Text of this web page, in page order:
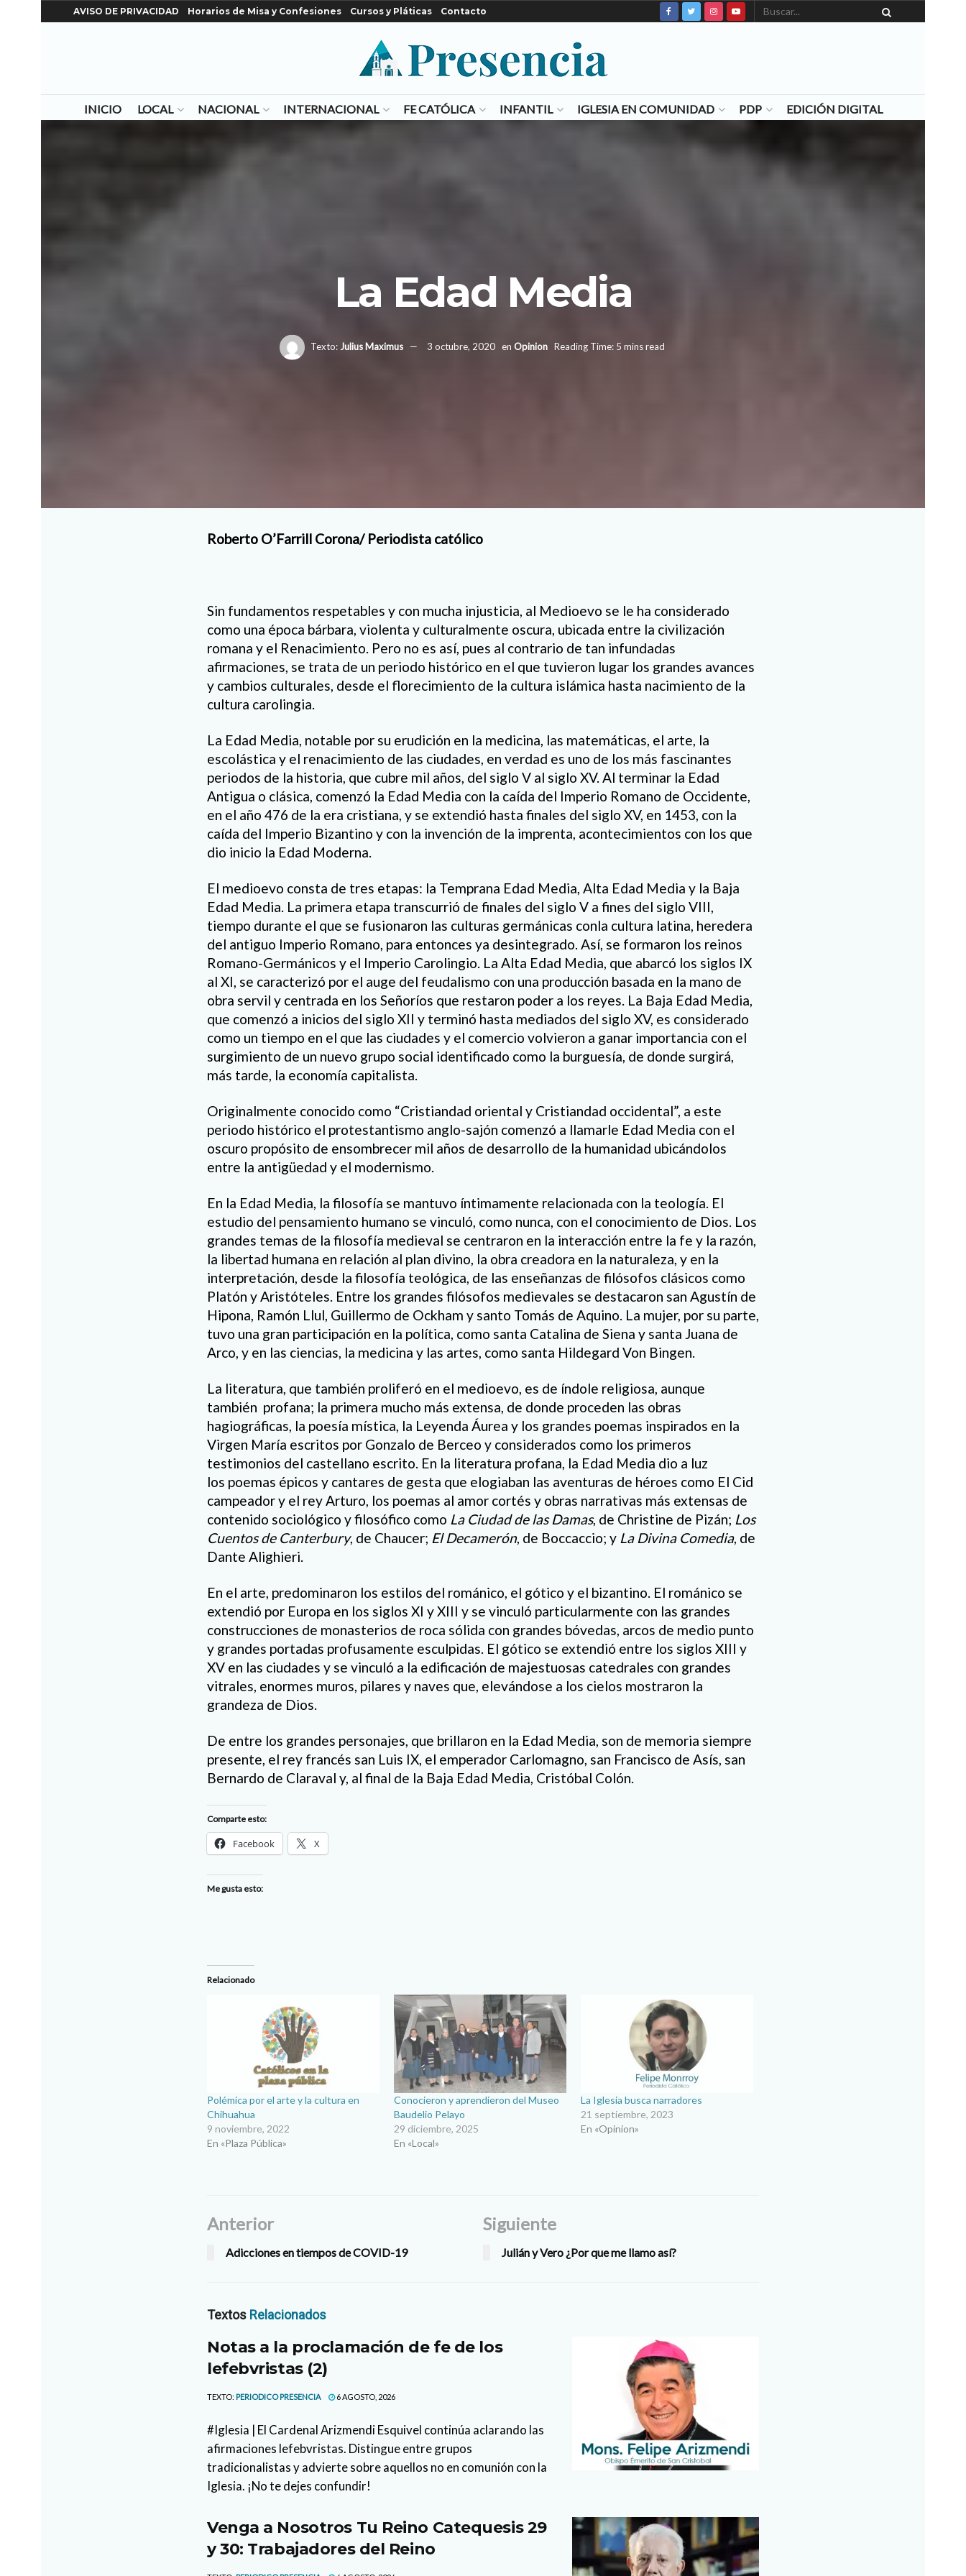
AVISO DE PRIVACIDAD Horarios de Misa y Confesiones Cursos y Pláticas Contacto
INICIO LOCAL NACIONAL INTERNACIONAL FE CATÓLICA INFANTIL IGLESIA EN COMUNIDAD PDP EDICIÓN DIGITAL
La Edad Media
Texto: Julius Maximus 3 octubre, 2020 en Opinion Reading Time: 5 mins read
Roberto O’Farrill Corona/ Periodista católico
Sin fundamentos respetables y con mucha injusticia, al Medioevo se le ha considerado
como una época bárbara, violenta y culturalmente oscura, ubicada entre la civilización
romana y el Renacimiento. Pero no es así, pues al contrario de tan infundadas
afirmaciones, se trata de un periodo histórico en el que tuvieron lugar los grandes avances
y cambios culturales, desde el florecimiento de la cultura islámica hasta nacimiento de la
cultura carolingia.
La Edad Media, notable por su erudición en la medicina, las matemáticas, el arte, la
escolástica y el renacimiento de las ciudades, en verdad es uno de los más fascinantes
periodos de la historia, que cubre mil años, del siglo V al siglo XV.Al terminar la Edad
Antigua o clásica, comenzó la Edad Media con la caída del Imperio Romano de Occidente,
en el año 476 de la era cristiana, y se extendió hasta finales del siglo XV, en 1453, con la
caída del Imperio Bizantino y con la invención de la imprenta, acontecimientos con los que
dio inicio la Edad Moderna.
El medioevo consta de tres etapas: la Temprana Edad Media, Alta Edad Media y la Baja
Edad Media. La primera etapa transcurrió de finales del siglo V a fines del siglo VIII,
tiempo durante el que se fusionaron las culturas germánicas conla cultura latina, heredera
del antiguo Imperio Romano, para entonces ya desintegrado. Así, se formaron los reinos
Romano-Germánicos y el Imperio Carolingio. La Alta Edad Media, que abarcó los siglos IX
al XI, se caracterizó por el auge del feudalismo con una producción basada en la mano de
obra servil y centrada en los Señoríos que restaron poder a los reyes. La Baja Edad Media,
que comenzó a inicios del siglo XII y terminó hasta mediados del siglo XV, es considerado
como un tiempo en el que las ciudades y el comercio volvieron a ganar importancia con el
surgimiento de un nuevo grupo social identificado como la burguesía, de donde surgirá,
más tarde, la economía capitalista.
Originalmente conocido como “Cristiandad oriental y Cristiandad occidental”, a este
periodo histórico el protestantismo anglo-sajón comenzó a llamarle Edad Media con el
oscuro propósito de ensombrecer mil años de desarrollo de la humanidad ubicándolos
entre la antigüedad y el modernismo.
En la Edad Media, la filosofía se mantuvo íntimamente relacionada con la teología. El
estudio del pensamiento humano se vinculó, como nunca, con el conocimiento de Dios. Los
grandes temas de la filosofía medieval se centraron en la interacción entre la fe y la razón,
la libertad humana en relación al plan divino, la obra creadora en la naturaleza, y en la
interpretación, desde la filosofía teológica, de las enseñanzas de filósofos clásicos como
Platón y Aristóteles. Entre los grandes filósofos medievales se destacaron san Agustín de
Hipona, Ramón Llul, Guillermo de Ockham y santo Tomás de Aquino. La mujer, por su parte,
tuvo una gran participación en la política, como santa Catalina de Siena y santa Juana de
Arco, y en las ciencias, la medicina y las artes, como santa Hildegard Von Bingen.
La literatura, que también proliferó en el medioevo, es de índole religiosa, aunque
también profana; la primera mucho más extensa, de donde proceden las obras
hagiográficas, la poesía mística, la Leyenda Áurea y los grandes poemas inspirados en la
Virgen María escritos por Gonzalo de Berceo y considerados como los primeros
testimonios del castellano escrito. En la literatura profana, la Edad Media dio a luz
los poemas épicos y cantares de gesta que elogiaban las aventuras de héroes como El Cid
campeador y el rey Arturo, los poemas al amor cortés y obras narrativas más extensas de
contenido sociológico y filosófico como La Ciudad de las Damas, de Christine de Pizán; Los
Cuentos de Canterbury, de Chaucer; El Decamerón, de Boccaccio; y La Divina Comedia, de
Dante Alighieri.
En el arte, predominaron los estilos del románico, el gótico y el bizantino. El románico se
extendió por Europa en los siglos XI y XIII y se vinculó particularmente con las grandes
construcciones de monasterios de roca sólida con grandes bóvedas, arcos de medio punto
y grandes portadas profusamente esculpidas. El gótico se extendió entre los siglos XIII y
XV en las ciudades y se vinculó a la edificación de majestuosas catedrales con grandes
vitrales, enormes muros, pilares y naves que, elevándose a los cielos mostraron la
grandeza de Dios.
De entre los grandes personajes, que brillaron en la Edad Media, son de memoria siempre
presente, el rey francés san Luis IX, el emperador Carlomagno, san Francisco de Asís, san
Bernardo de Claraval y, al final de la Baja Edad Media, Cristóbal Colón.
Comparte esto:
Facebook X
Me gusta esto:
Relacionado
Polémica por el arte y la cultura en
Chihuahua
9 noviembre, 2022
En «Plaza Pública»
Conocieron y aprendieron del Museo
Baudelio Pelayo
29 diciembre, 2025
En «Local»
La Iglesia busca narradores
21 septiembre, 2023
En «Opinion»
Anterior
Adicciones en tiempos de COVID-19
Siguiente
Julián y Vero ¿Por que me llamo así?
Textos Relacionados
Notas a la proclamación de fe de los
lefebvristas (2)
TEXTO: PERIODICO PRESENCIA 6 AGOSTO, 2026
#Iglesia | El Cardenal Arizmendi Esquivel continúa aclarando las
afirmaciones lefebvristas. Distingue entre grupos
tradicionalistas y advierte sobre aquellos no en comunión con la
Iglesia. ¡No te dejes confundir!
Venga a Nosotros Tu Reino Catequesis 29
y 30: Trabajadores del Reino